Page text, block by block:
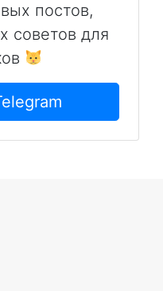
постов,
советов для